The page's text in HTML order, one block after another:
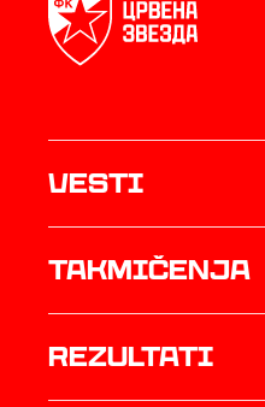
Vesti
Takmičenja
rezultati